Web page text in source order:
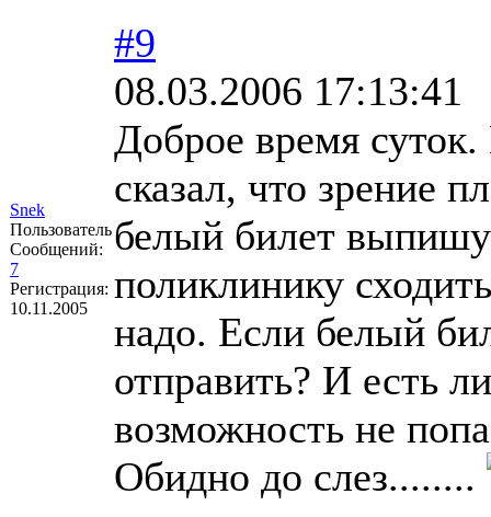
Snek
Пользователь
Сообщений:
7
Регистрация:
10.11.2005
#9
08.03.2006 17:13:41
Доброе время
сказал, что зрение
белый билет
поликлинику
надо. Если белый
отправить? И есть
возможность не
Обидно до слез........